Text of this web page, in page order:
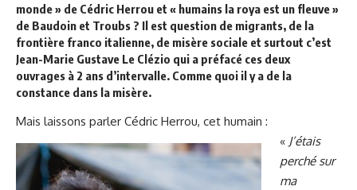
monde » de Cédric Herrou et « humains la roya est un fleuve »
de Baudoin et Troubs ? Il est question de migrants, de la
frontière franco italienne, de misère sociale et surtout c’est
Jean-Marie Gustave Le Clézio qui a préfacé ces deux
ouvrages à 2 ans d’intervalle. Comme quoi il y a de la
constance dans la misère.
Mais laissons parler Cédric Herrou, cet humain :
« J’étais
perché sur
ma